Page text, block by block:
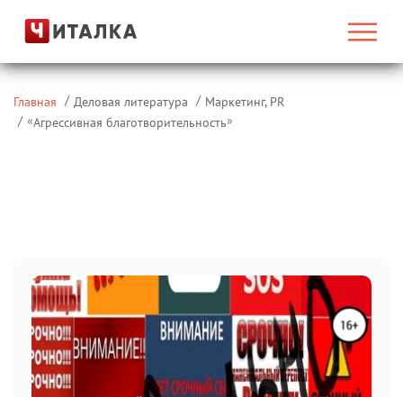
Главная Деловая литература
Маркетинг, PR
«Агрессивная благотворительность»